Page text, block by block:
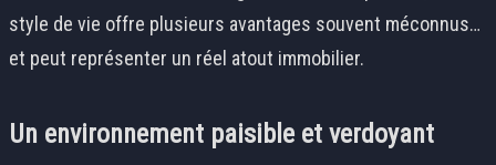
style de vie offre plusieurs avantages souvent méconnus…
et peut représenter un réel atout immobilier.
Un environnement paisible et verdoyant